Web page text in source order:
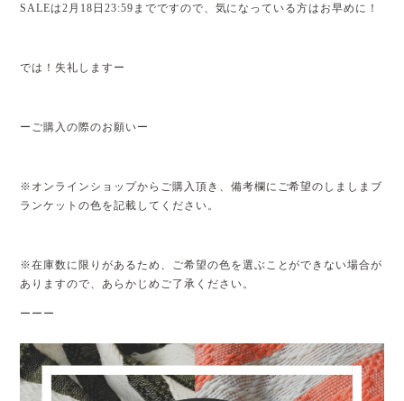
SALEは2月18日23:59までですので、気になっている方はお早めに！
では！失礼しますー
ーご購入の際のお願いー
※オンラインショップからご購入頂き、備考欄にご希望のしましまブ
ランケットの色を記載してください。
※在庫数に限りがあるため、ご希望の色を選ぶことができない場合が
ありますので、あらかじめご了承ください。
ーーー